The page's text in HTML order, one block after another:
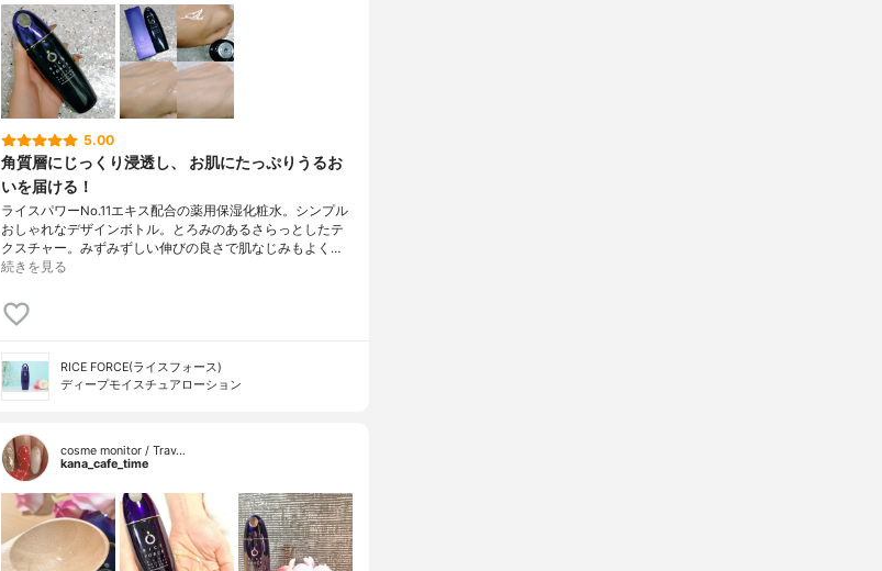
5.00
角質層にじっくり浸透し、 お肌にたっぷりうるお
いを届ける！
ライスパワーNo.11エキス配合の薬用保湿化粧水。シンプル
おしゃれなデザインボトル。とろみのあるさらっとしたテ
クスチャー。みずみずしい伸びの良さで肌なじみもよく…
続きを見る
RICE FORCE(ライスフォース)
ディープモイスチュアローション
cosme monitor / Trav…
kana_cafe_time